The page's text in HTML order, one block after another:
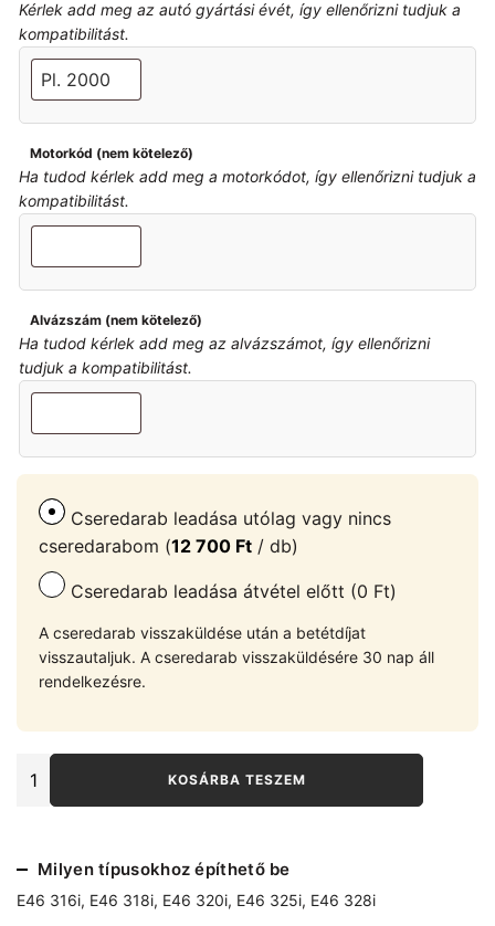
Kérlek add meg az autó gyártási évét, így ellenőrizni tudjuk a
kompatibilitást.
Motorkód (nem kötelező)
Ha tudod kérlek add meg a motorkódot, így ellenőrizni tudjuk a
kompatibilitást.
Alvázszám (nem kötelező)
Ha tudod kérlek add meg az alvázszámot, így ellenőrizni
tudjuk a kompatibilitást.
Cseredarab leadása utólag vagy nincs
cseredarabom (12 700 Ft / db)
Cseredarab leadása átvétel előtt (0 Ft)
A cseredarab visszaküldése után a betétdíjat
visszautaljuk. A cseredarab visszaküldésére 30 nap áll
rendelkezésre.
E46-
banán
lengőkar
KOSÁRBA TESZEM
Milyen típusokhoz építhető be
E46 316i, E46 318i, E46 320i, E46 325i, E46 328i